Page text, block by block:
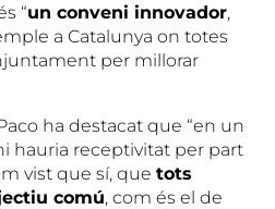
“un conveni innovador,
a Catalunya on totes
per millorar
ha destacat que “en un
hauria receptivitat per part
vist que sí, quetots
comú, com és el de